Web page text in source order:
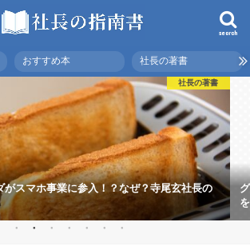
search
おすすめ本 社長の著書
社長の著書
がスマホ事業に参入！？なぜ？寺尾玄社長の